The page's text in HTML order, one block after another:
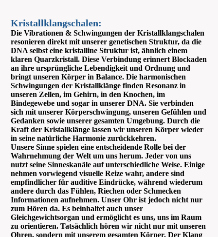
Kristallklangschalen:
Die Vibrationen & Schwingungen der Kristallklangschalen
resonieren direkt mit unserer genetischen Struktur, da die
DNA selbst eine kristalline Struktur ist, ähnlich einem
klaren Quarzkristall. Diese Verbindung erinnert Blockaden
an ihre ursprüngliche Lebendigkeit und Ordnung und
bringt unseren Körper in Balance. Die harmonischen
Schwingungen der Kristallklänge finden Resonanz in
unseren Zellen, im Gehirn, in den Knochen, im
Bindegewebe und sogar in unserer DNA. Sie verbinden
sich mit unserer Körperschwingung, unseren Gefühlen und
Gedanken sowie unserer gesamten Umgebung. Durch die
Kraft der Kristallklänge lassen wir unseren Körper wieder
in seine natürliche Harmonie zurückkehren.
Unsere Sinne spielen eine entscheidende Rolle bei der
Wahrnehmung der Welt um uns herum. Jeder von uns
nutzt seine Sinneskanäle auf unterschiedliche Weise. Einige
nehmen vorwiegend visuelle Reize wahr, andere sind
empfindlicher für auditive Eindrücke, während wiederum
andere durch das Fühlen, Riechen oder Schmecken
Informationen aufnehmen. Unser Ohr ist jedoch nicht nur
zum Hören da. Es beinhaltet auch unser
Gleichgewichtsorgan und ermöglicht es uns, uns im Raum
zu orientieren. Tatsächlich hören wir nicht nur mit unseren
Ohren, sondern mit unserem gesamten Körper. Der Klang